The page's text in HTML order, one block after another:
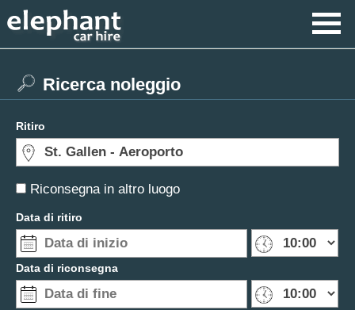
Riconsegna in altro luogo
Ricerca noleggio
Ritiro
Data di ritiro
Data di riconsegna